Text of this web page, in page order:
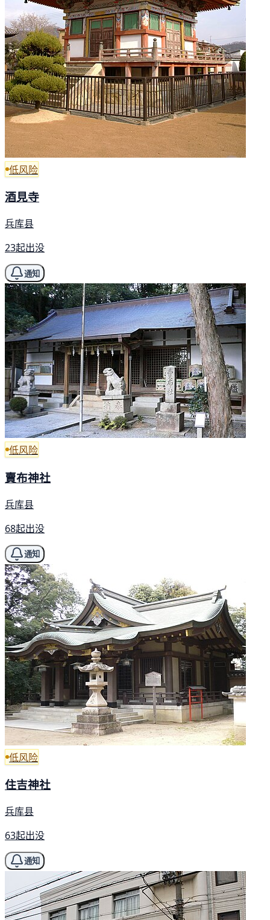
低风险
酒見寺
兵库县
23起出没
通知
低风险
賣布神社
兵库县
68起出没
通知
低风险
住吉神社
兵库县
63起出没
通知